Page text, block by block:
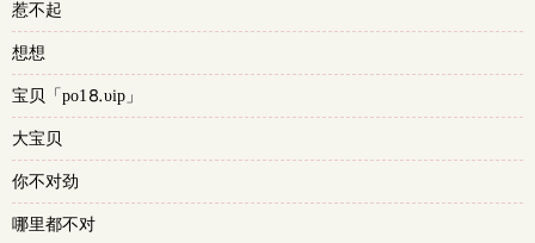
惹不起
想想
宝贝「po1⒏υip」
大宝贝
你不对劲
哪里都不对